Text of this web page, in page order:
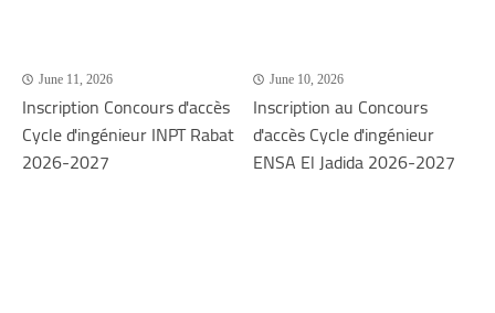
June 11, 2026
Inscription Concours d'accès
Cycle d'ingénieur INPT Rabat
2026-2027
June 10, 2026
Inscription au Concours
d'accès Cycle d'ingénieur
ENSA El Jadida 2026-2027